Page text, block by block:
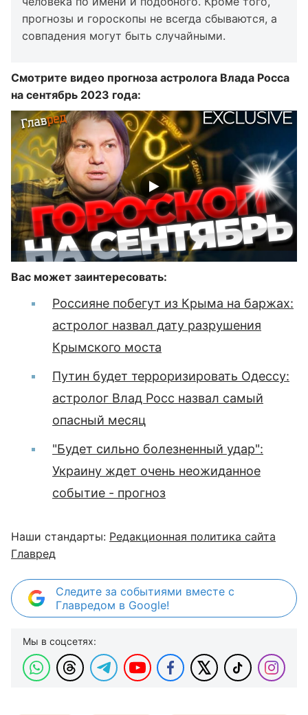
прогнозы и гороскопы не всегда сбываются, а
совпадения могут быть случайными.
Смотрите видео прогноза астролога Влада Росса
на сентябрь 2023 года:
Вас может заинтересовать:
Россияне побегут из Крыма на баржах:
астролог назвал дату разрушения
Крымского моста
Путин будет терроризировать Одессу:
астролог Влад Росс назвал самый
опасный месяц
"Будет сильно болезненный удар":
Украину ждет очень неожиданное
событие - прогноз
Наши стандарты: Редакционная политика сайта
Главред
Следите за событиями вместе с
Главредом в Google!
Мы в соцсетях: